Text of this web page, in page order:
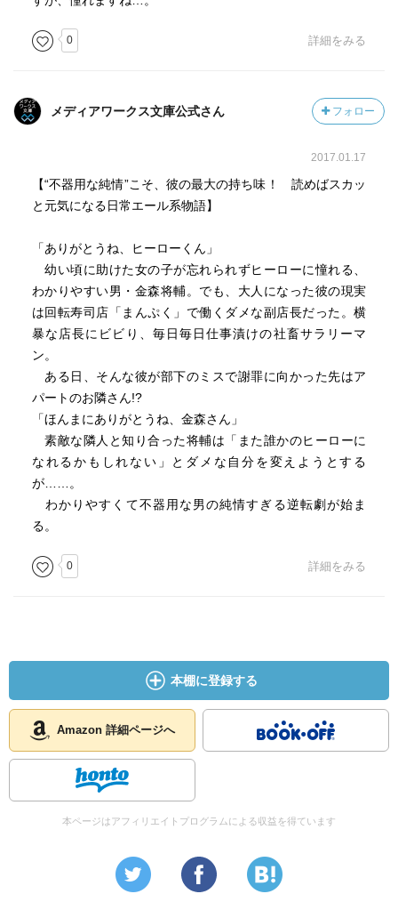
0 詳細をみる
メディアワークス文庫公式さん フォロー
2017.01.17
【“不器用な純情”こそ、彼の最大の持ち味！ 読めばスカッ
と元気になる日常エール系物語】
「ありがとうね、ヒーローくん」
幼い頃に助けた女の子が忘れられずヒーローに憧れる、
わかりやすい男・金森将輔。でも、大人になった彼の現実
は回転寿司店「まんぷく」で働くダメな副店長だった。横
暴な店長にビビり、毎日毎日仕事漬けの社畜サラリーマ
ン。
ある日、そんな彼が部下のミスで謝罪に向かった先はア
パートのお隣さん!?
「ほんまにありがとうね、金森さん」
素敵な隣人と知り合った将輔は「また誰かのヒーローに
なれるかもしれない」とダメな自分を変えようとする
が……。
わかりやすくて不器用な男の純情すぎる逆転劇が始ま
る。
0 詳細をみる
本棚に登録する
Amazon 詳細ページへ
本ページはアフィリエイトプログラムによる収益を得ています